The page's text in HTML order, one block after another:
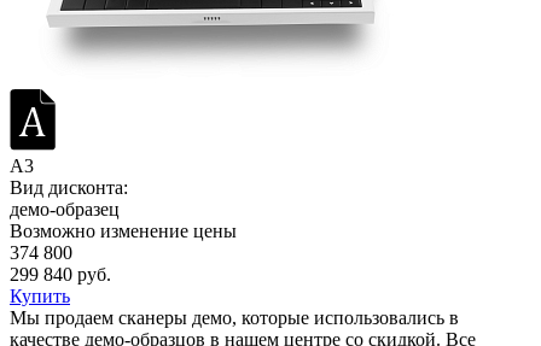
A3
Вид дисконта:
демо-образец
Возможно изменение цены
374 800
299 840 руб.
Купить
Мы продаем сканеры демо, которые использовались в
качестве демо-образцов в нашем центре со скидкой. Все